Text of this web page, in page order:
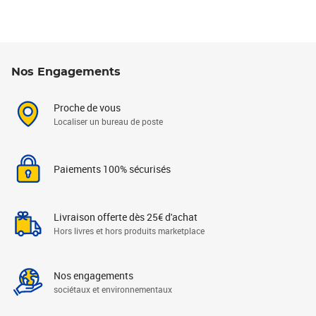
Nos Engagements
Proche de vous
Localiser un bureau de poste
Paiements 100% sécurisés
Livraison offerte dès 25€ d'achat
Hors livres et hors produits marketplace
Nos engagements
sociétaux et environnementaux